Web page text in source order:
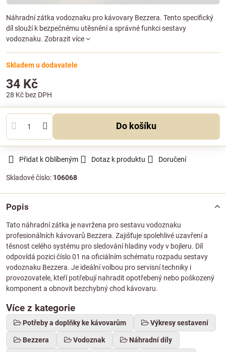
Náhradní zátka vodoznaku pro kávovary Bezzera. Tento specifický
díl slouží k bezpečnému utěsnění a správné funkci sestavy
vodoznaku. Zobrazit více
Skladem u dodavatele
34 Kč
28 Kč bez DPH
Do košíku
Přidat k Oblíbeným Dotaz k produktu Doručení
Skladové číslo: 106068
Popis
Tato náhradní zátka je navržena pro sestavu vodoznaku
profesionálních kávovarů Bezzera. Zajišťuje spolehlivé uzavření a
těsnost celého systému pro sledování hladiny vody v bojleru. Díl
odpovídá pozici číslo 01 na oficiálním schématu rozpadu sestavy
vodoznaku Bezzera. Je ideální volbou pro servisní techniky i
provozovatele, kteří potřebují nahradit opotřebený nebo poškozený
komponent a obnovit bezchybný chod kávovaru.
Více z kategorie
Potřeby a doplňky ke kávovarům Výkresy sestavení
Bezzera Vodoznak Náhradní díly